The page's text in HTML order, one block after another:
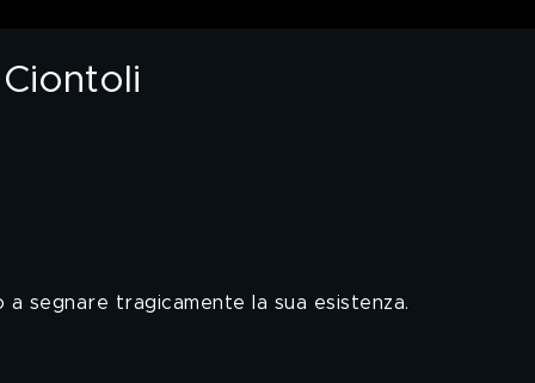
segnare tragicamente la sua esistenza.